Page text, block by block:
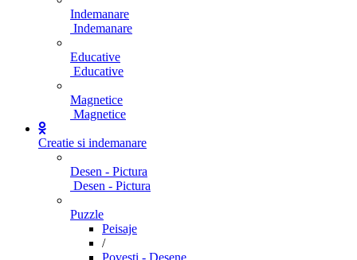
Indemanare
Indemanare
Educative
Educative
Magnetice
Magnetice
Creatie si indemanare
Desen - Pictura
Desen - Pictura
Puzzle
Peisaje
/
Povesti - Desene